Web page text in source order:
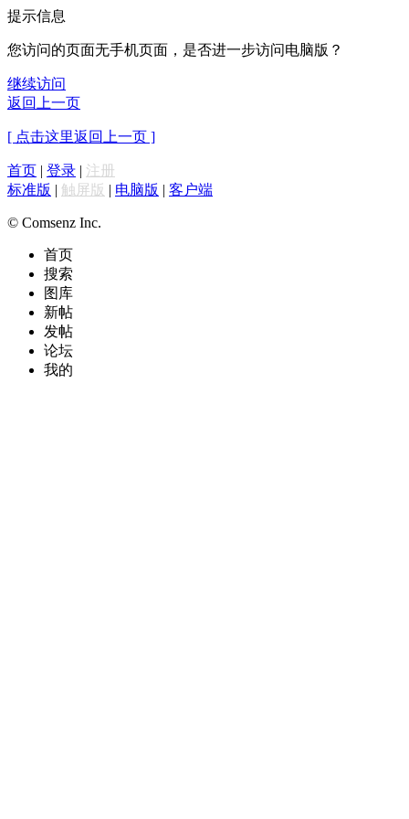
提示信息
您访问的页面无手机页面，是否进一步访问电脑版？
继续访问
返回上一页
[ 点击这里返回上一页 ]
首页 | 登录 | 注册
标准版 | 触屏版 | 电脑版 | 客户端
© Comsenz Inc.
首页
搜索
图库
新帖
发帖
论坛
我的